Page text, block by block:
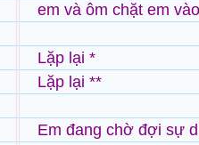
em và ôm chặt em
Lặp lại *
Lặp lại **
Em đang chờ đợi sự